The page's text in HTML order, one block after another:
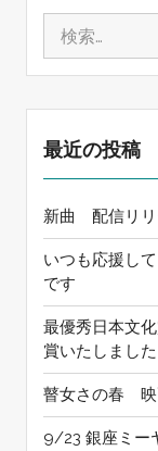
最近の投稿
新曲 配信リリ
いつも応援し
です
最優秀日本文
賞いたしました
瞽女さの春 映
9/23 銀座ミー